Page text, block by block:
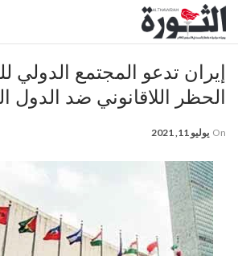
إيران تدعو المجتمع
الحظر اللاقانوني ضد الدول
On يوليو 11, 2021